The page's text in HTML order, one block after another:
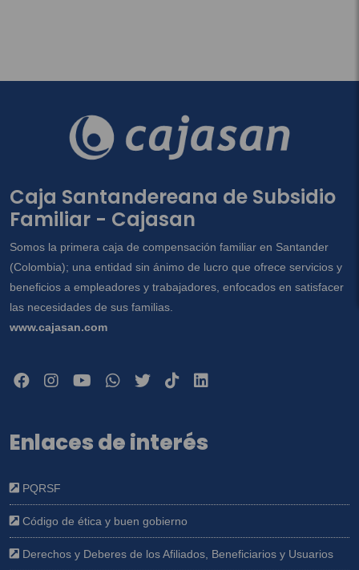
Caja Santandereana de Subsidio
Familiar - Cajasan
Somos la primera caja de compensación familiar en Santander
(Colombia); una entidad sin ánimo de lucro que ofrece servicios y
beneficios a empleadores y trabajadores, enfocados en satisfacer
las necesidades de sus familias.
www.cajasan.com
Enlaces de interés
PQRSF
Código de ética y buen gobierno
Derechos y Deberes de los Afiliados, Beneficiarios y Usuarios